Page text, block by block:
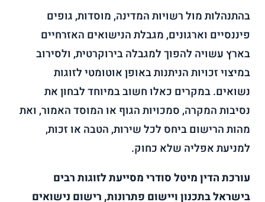
בהתנהלות מול רשויות המדינה, מוסדות, גופים
פיננסיים וארגונים, מגבלת הנישואים האזרחיים
בארץ עשויה להפוך למגבלה בירוקרטית, ולסירוב
במיצוי זכויות הניתנות באופן אוטומטי לזוגות
נשואים. במקרים כאלו חשוב במיוחד לבחון את
נסיבות המקרה, סמכויות הגוף או המוסד האמור, ואת
מהות הרישום ביחס לכל שירות, הטבה או זכות,
למניעת אפליה שלא כחוק.
עורכת הדין מיטל סודרי מסייעת לזוגות רבים
בישראל בתכנון ויישום פתרונות, רישום נישואים